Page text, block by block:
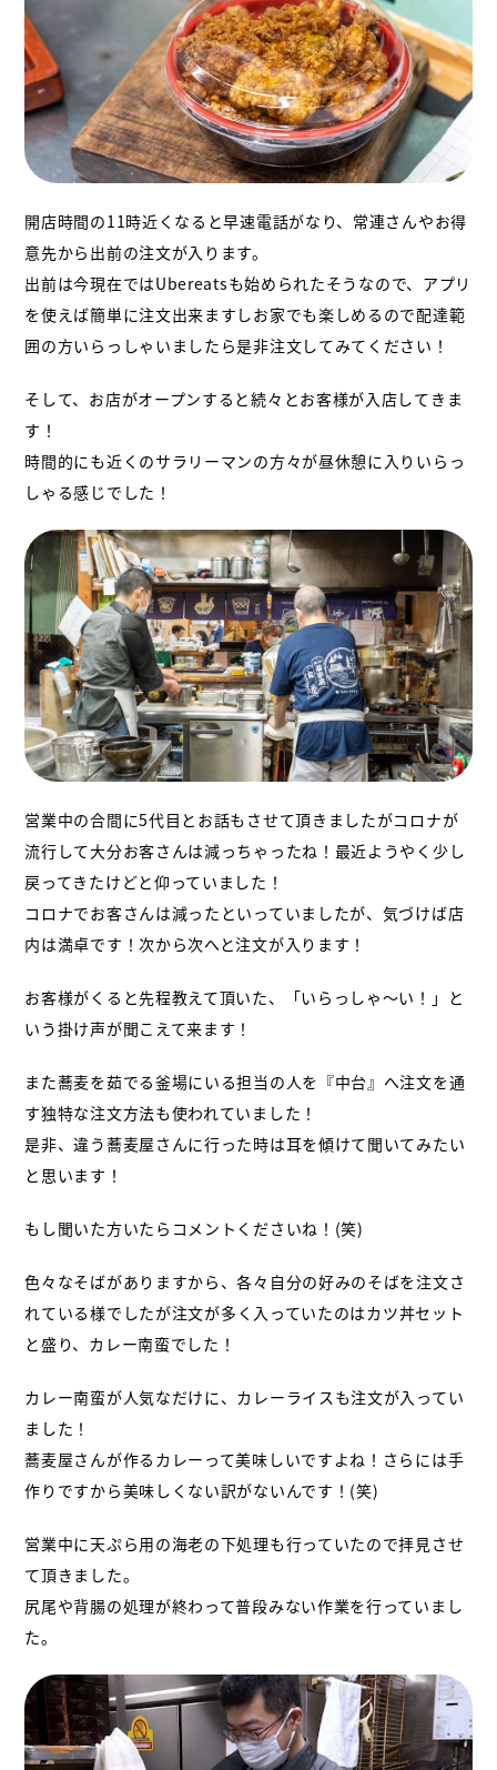
開店時間の11時近くなると早速電話がなり、常連さんやお得
意先から出前の注文が入ります。
出前は今現在ではUbereatsも始められたそうなので、アプリ
を使えば簡単に注文出来ますしお家でも楽しめるので配達範
囲の方いらっしゃいましたら是非注文してみてください！
そして、お店がオープンすると続々とお客様が入店してきま
す！
時間的にも近くのサラリーマンの方々が昼休憩に入りいらっ
しゃる感じでした！
営業中の合間に5代目とお話もさせて頂きましたがコロナが
流行して大分お客さんは減っちゃったね！最近ようやく少し
戻ってきたけどと仰っていました！
コロナでお客さんは減ったといっていましたが、気づけば店
内は満卓です！次から次へと注文が入ります！
お客様がくると先程教えて頂いた、「いらっしゃ〜い！」と
いう掛け声が聞こえて来ます！
また蕎麦を茹でる釜場にいる担当の人を『中台』へ注文を通
す独特な注文方法も使われていました！
是非、違う蕎麦屋さんに行った時は耳を傾けて聞いてみたい
と思います！
もし聞いた方いたらコメントくださいね！(笑)
色々なそばがありますから、各々自分の好みのそばを注文さ
れている様でしたが注文が多く入っていたのはカツ丼セット
と盛り、カレー南蛮でした！
カレー南蛮が人気なだけに、カレーライスも注文が入ってい
ました！
蕎麦屋さんが作るカレーって美味しいですよね！さらには手
作りですから美味しくない訳がないんです！(笑)
営業中に天ぷら用の海老の下処理も行っていたので拝見させ
て頂きました。
尻尾や背腸の処理が終わって普段みない作業を行っていまし
た。